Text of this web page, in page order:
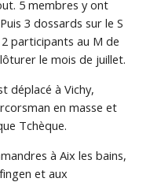
5 membres y ont
3 dossards sur le S
participants au M de
le mois de juillet.
déplacé à Vichy,
en masse et
Tchèque.
à Aix les bains,
et aux